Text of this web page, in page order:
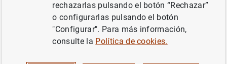
Serie: Boletín Económico.
rechazarlas pulsando el botón “Rechazar”
o configurarlas pulsando el botón
"Configurar". Para más información,
consulte la Política de cookies.